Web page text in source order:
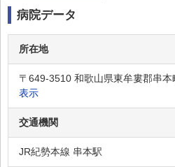
病院データ
所在地
〒649-3510 和歌山県東牟婁郡串
表示
交通機関
JR紀勢本線 串本駅